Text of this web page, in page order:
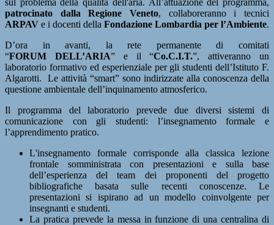
sul problema della qualità dell'aria. All’attuazione del programma,
patrocinato dalla Regione Veneto, collaboreranno i tecnici
ARPAV e i docenti della Fondazione Lombardia per l’Ambiente.
D’ora in avanti, la rete permanente di comitati
“FORUM DELL’ARIA” e il “Co.C.I.T.”, attiveranno un
laboratorio formativo ed esperienziale per gli studenti dell’Istituto F.
Algarotti. Le attività “smart” sono indirizzate alla conoscenza della
questione ambientale dell’inquinamento atmosferico.
Il programma del laboratorio prevede due diversi sistemi di
comunicazione con gli studenti: l’insegnamento formale e
l’apprendimento pratico.
L'insegnamento formale corrisponde alla classica lezione
frontale somministrata con presentazioni e sulla base
dell’esperienza del team dei proponenti del progetto
bibliografiche basata sulle recenti conoscenze. Le
presentazioni si ispirano ad un modello coinvolgente per
insegnanti e studenti.
La pratica prevede la messa in funzione di una centralina di